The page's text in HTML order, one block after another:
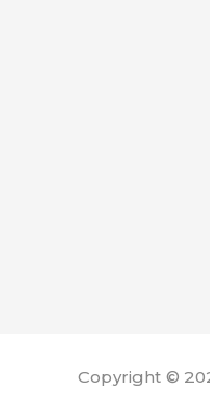
Copyright ©